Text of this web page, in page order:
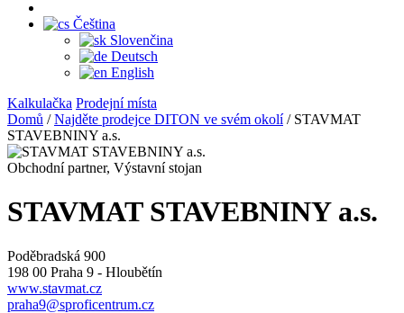
Čeština
Slovenčina
Deutsch
English
Kalkulačka Prodejní místa
Domů /Najděte prodejce DITON ve svém okolí/ STAVMAT
STAVEBNINY a.s.
Obchodní partner, Výstavní stojan
STAVMAT STAVEBNINY a.s.
Poděbradská 900
198 00 Praha 9 - Hloubětín
www.stavmat.cz
praha9@sproficentrum.cz